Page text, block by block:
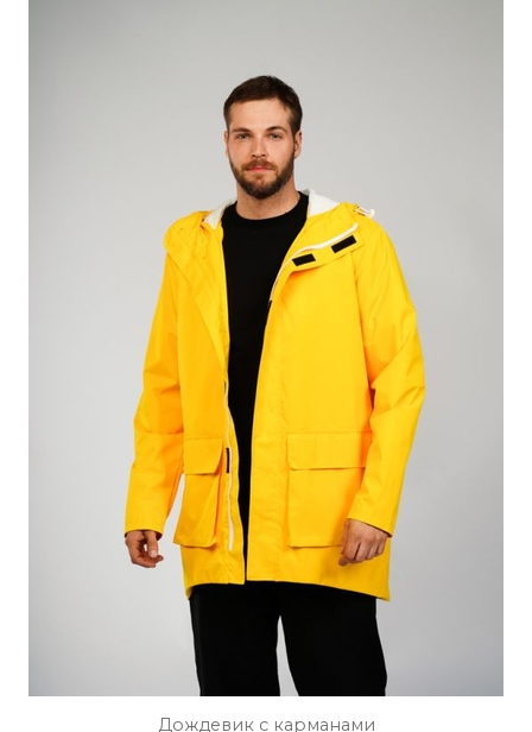
ПОДРОБНЕЕ ОСТАВИТЬ ЗАЯВКУ
Дождевик с карманами